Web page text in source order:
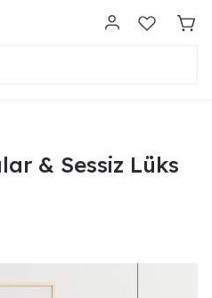
& Sessiz Lüks